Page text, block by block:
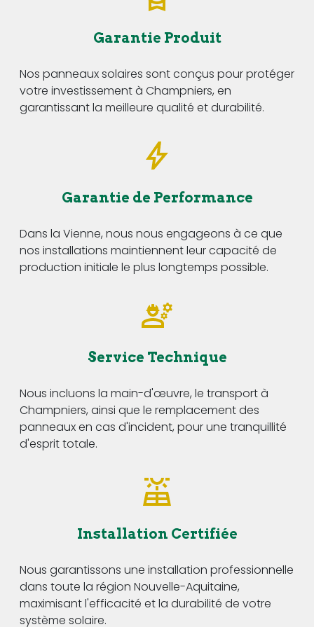
Garantie Produit
Nos panneaux solaires sont conçus pour protéger
votre investissement à Champniers, en
garantissant la meilleure qualité et durabilité.
Garantie de Performance
Dans la Vienne, nous nous engageons à ce que
nos installations maintiennent leur capacité de
production initiale le plus longtemps possible.
Service Technique
Nous incluons la main-d'œuvre, le transport à
Champniers, ainsi que le remplacement des
panneaux en cas d'incident, pour une tranquillité
d'esprit totale.
Installation Certifiée
Nous garantissons une installation professionnelle
dans toute la région Nouvelle-Aquitaine,
maximisant l'efficacité et la durabilité de votre
système solaire.